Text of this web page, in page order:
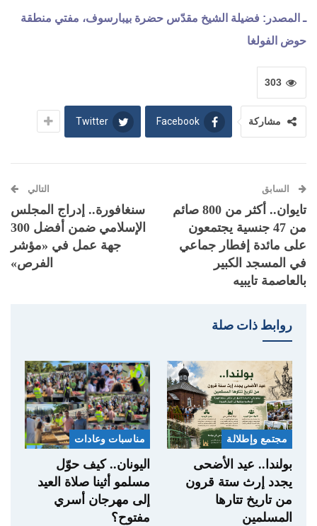
ـ المصدر: فضيلة الشيخ مقدّس حضرة بيبارسوف، مفتي منطقة
حوض الفولغا
303
مشاركة Facebook
Twitter
السابق
تايوان.. أكثر من 800 صائم
من 47 جنسية يجتمعون
على مائدة إفطار جماعي
في المسجد الكبير
بالعاصمة تايبيه
التالي
سنغافورة.. إدراج المجلس
الإسلامي ضمن أفضل 300
جهة عمل في «مؤشر
الفرص»
روابط ذات صلة
مجتمع وإطلالة
بولندا.. عيد الأضحى
يجدد إرث ستة قرون
من تاريخ تتارها
المسلمين
مناسبات وعادات
اليونان.. كيف حوّل
مسلمو أثينا صلاة العيد
إلى مهرجان أسري
مفتوح؟